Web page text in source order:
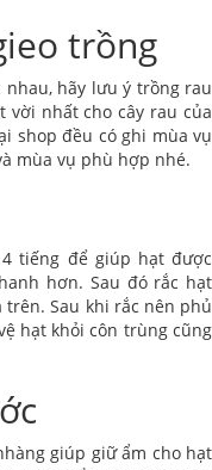
trồng
hãy lưu ý trồng rau
nhất cho cây rau của
shop đều có ghi mùa vụ
mùa vụ phù hợp nhé.
tiếng để giúp hạt được
hơn. Sau đó rắc hạt
Sau khi rắc nên phủ
hạt khỏi côn trùng cũng
giúp giữ ẩm cho hạt